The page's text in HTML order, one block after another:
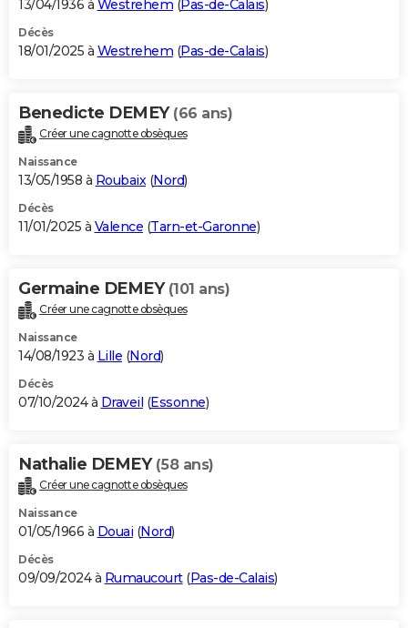
13/04/1936 à Westrehem (Pas-de-Calais)
Décès
18/01/2025 à Westrehem (Pas-de-Calais)
Benedicte DEMEY (66 ans)
Créer une cagnotte obsèques
Naissance
13/05/1958 à Roubaix(Nord)
Décès
11/01/2025 à Valence (Tarn-et-Garonne)
Germaine DEMEY (101 ans)
Créer une cagnotte obsèques
Naissance
14/08/1923 à Lille (Nord)
Décès
07/10/2024 à Draveil (Essonne)
Nathalie DEMEY (58 ans)
Créer une cagnotte obsèques
Naissance
01/05/1966 à Douai (Nord)
Décès
09/09/2024 à Rumaucourt(Pas-de-Calais)